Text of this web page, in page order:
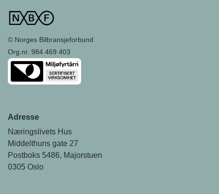
© Norges Bilbransjeforbund
Org.nr. 984 469 403
Adresse
Næringslivets Hus
Middelthuns gate 27
Postboks 5486, Majorstuen
0305 Oslo